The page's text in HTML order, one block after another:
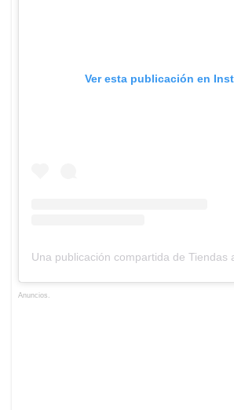
Ver esta publicación en
Una publicación compartida de Tiendas
Anuncios.